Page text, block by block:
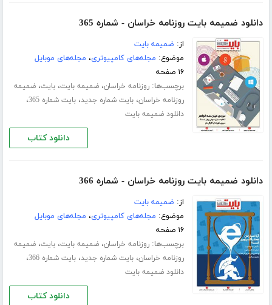
دانلود ضمیمه بایت روزنامه خراسان - شماره 365
از: ضمیمه بایت
موضوع: مجله‌های کامپیوتری، مجله‌های موبایل
۱۶ صفحه
برچسب‌ها:روزنامه خراسان،ضمیمه بایت،بایت،ضمیمه
روزنامه خراسان،بایت شماره جدید،بایت شماره 365 ،
دانلود ضمیمه بایت
دانلود کتاب
دانلود ضمیمه بایت روزنامه خراسان - شماره 366
از: ضمیمه بایت
موضوع: مجله‌های کامپیوتری، مجله‌های موبایل
۱۶ صفحه
برچسب‌ها:روزنامه خراسان،ضمیمه بایت،بایت،ضمیمه
روزنامه خراسان،بایت شماره جدید،بایت شماره 366 ،
دانلود ضمیمه بایت
دانلود کتاب